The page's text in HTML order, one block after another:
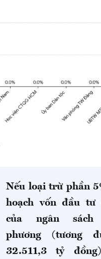
Nếu loại trừ phần
hoạch vốn đầu tư
của ngân
phương (tương
32.511,3 tỷ